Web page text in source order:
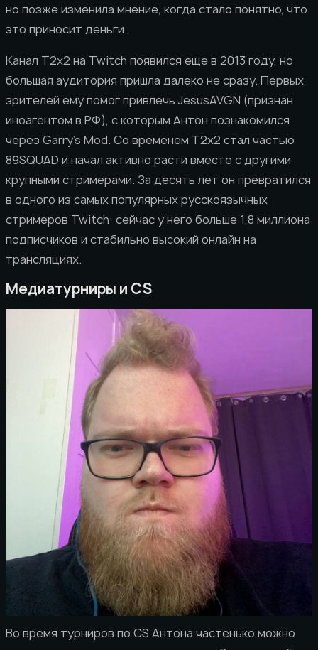
но позже изменила мнение, когда стало понятно, что
это приносит деньги.
Канал T2x2 на Twitch появился еще в 2013 году, но
большая аудитория пришла далеко не сразу. Первых
зрителей ему помог привлечь JesusAVGN (признан
иноагентом в РФ), с которым Антон познакомился
через Garry’s Mod. Со временем T2x2 стал частью
89SQUAD и начал активно расти вместе с другими
крупными стримерами. За десять лет он превратился
в одного из самых популярных русскоязычных
стримеров Twitch: сейчас у него больше 1,8 миллиона
подписчиков и стабильно высокий онлайн на
трансляциях.
Медиатурниры и CS
Во время турниров по CS Антона частенько можно